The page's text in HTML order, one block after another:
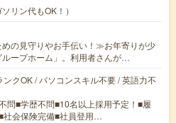
リン代もOK！）
の見守りやお手伝い！≫お年寄りが少
ループホーム」。利用者さんが…
クOK / パソコンスキル不要 / 英語力不
問■学歴不問■10名以上採用予定！■履
社会保険完備■社員登用…